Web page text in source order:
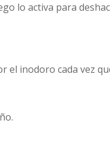
lo activa para
el inodoro cada vez